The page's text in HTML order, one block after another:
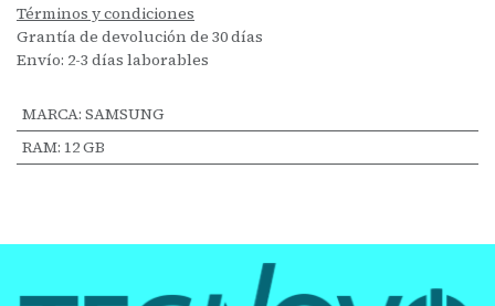
Términos y condiciones
Grantía de devolución de 30 días
Envío: 2-3 días laborables
MARCA: SAMSUNG
RAM: 12 GB